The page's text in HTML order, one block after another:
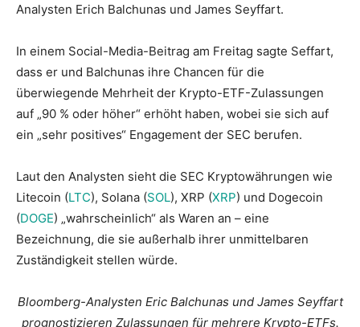
Analysten Erich Balchunas und James Seyffart.
In einem Social-Media-Beitrag am Freitag sagte Seffart,
dass er und Balchunas ihre Chancen für die
überwiegende Mehrheit der Krypto-ETF-Zulassungen
auf „90 % oder höher“ erhöht haben, wobei sie sich auf
ein „sehr positives“ Engagement der SEC berufen.
Laut den Analysten sieht die SEC Kryptowährungen wie
Litecoin (LTC), Solana (SOL), XRP (XRP) und Dogecoin
(DOGE) „wahrscheinlich“ als Waren an – eine
Bezeichnung, die sie außerhalb ihrer unmittelbaren
Zuständigkeit stellen würde.
Bloomberg-Analysten Eric Balchunas und James Seyffart
prognostizieren Zulassungen für mehrere Krypto-ETFs.